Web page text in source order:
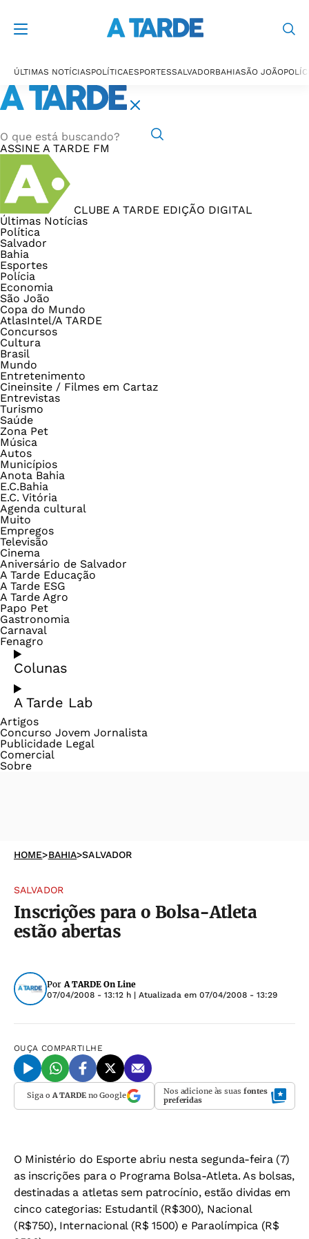
ÚLTIMAS NOTÍCIASPOLÍTICAESPORTESSALVADORBAHIASÃO JOÃO
ASSINE A TARDE FM
CLUBE A TARDE EDIÇÃO DIGITAL
Últimas Notícias
Política
Salvador
Bahia
Esportes
Polícia
Economia
São João
Copa do Mundo
AtlasIntel/A TARDE
Concursos
Cultura
Brasil
Mundo
Entretenimento
Cineinsite / Filmes em Cartaz
Entrevistas
Turismo
Saúde
Zona Pet
Música
Autos
Municípios
Anota Bahia
E.C.Bahia
E.C. Vitória
Agenda cultural
Muito
Empregos
Televisão
Cinema
Aniversário de Salvador
A Tarde Educação
A Tarde ESG
A Tarde Agro
Papo Pet
Gastronomia
Carnaval
Fenagro
Colunas
A Tarde Lab
Artigos
Concurso Jovem Jornalista
Publicidade Legal
Comercial
Sobre
HOME>BAHIA>SALVADOR
SALVADOR
Inscrições para o Bolsa-Atleta
estão abertas
Por A TARDE On Line
07/04/2008 - 13:12 h | Atualizada em 07/04/2008 - 13:29
OUÇA COMPARTILHE
Siga oA TARDEno Google Nos adicione às suas fontes
preferidas
O Ministério do Esporte abriu nesta segunda-feira (7)
as inscrições para o Programa Bolsa-Atleta. As bolsas,
destinadas a atletas sem patrocínio, estão dividas em
cinco categorias: Estudantil (R$300), Nacional
(R$750), Internacional (R$ 1500) e Paraolímpica (R$